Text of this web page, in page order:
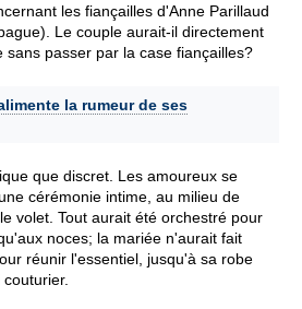
les fiançailles d'Anne Parillaud
Le couple aurait-il directement
sans passer par la case fiançailles?
la rumeur de ses
que discret. Les amoureux se
cérémonie intime, au milieu de
volet. Tout aurait été orchestré pour
noces; la mariée n'aurait fait
réunir l'essentiel, jusqu'à sa robe